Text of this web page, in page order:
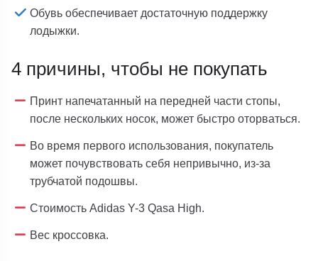
Обувь обеспечивает достаточную поддержку
лодыжки.
4 причины, чтобы не покупать
Принт напечатанный на передней части стопы,
после нескольких носок, может быстро оторваться.
Во время первого использования, покупатель
может почувствовать себя непривычно, из-за
трубчатой подошвы.
Стоимость Adidas Y-3 Qasa High.
Вес кроссовка.